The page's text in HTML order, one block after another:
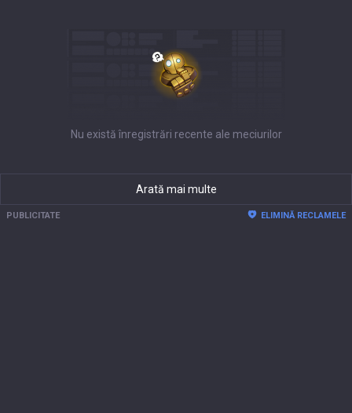
Nu există înregistrări recente ale meciurilor
Arată mai multe
PUBLICITATE ELIMINĂ RECLAMELE